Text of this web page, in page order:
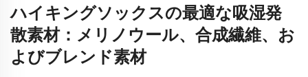
ハイキングソックスの最適な吸湿発
散素材：メリノウール、合成繊維、お
よびブレンド素材